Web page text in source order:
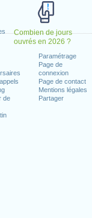
Combien de jours
ouvrés en 2026 ?
de
Paramétrage
Page de
connexion
Page de contact
Mentions légales
Partager